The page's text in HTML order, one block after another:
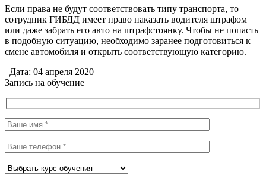
Если права не будут соответствовать типу транспорта, то
сотрудник ГИБДД имеет право наказать водителя штрафом
или даже забрать его авто на штрафстоянку. Чтобы не попасть
в подобную ситуацию, необходимо заранее подготовиться к
смене автомобиля и открыть соответствующую категорию.
Дата: 04 апреля 2020
Запись на обучение